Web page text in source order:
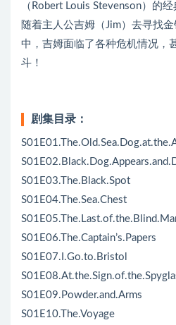
（Robert Louis Stevenson）的
随着主人公吉姆（Jim）去寻找
中，吉姆面临了各种危机情况，
斗！
剧集目录：
S01E03.The.Black.Spot
S01E04.The.Sea.Chest
S01E06.The.Captain’s.Papers
S01E07.I.Go.to.Bristol
S01E09.Powder.and.Arms
S01E10.The.Voyage